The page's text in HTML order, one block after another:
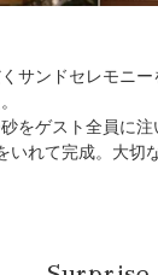
サンドセレモニ
をゲスト全員に注
いれて完成。大切